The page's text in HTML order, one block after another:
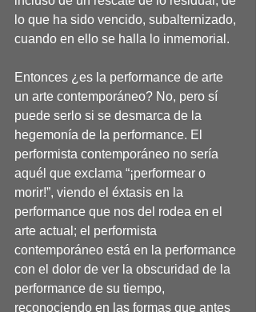
lo que ha sido vencido, subalternizado,
cuando en ello se halla lo inmemorial.
Entonces ¿es la performance de arte
un arte contemporáneo? No, pero sí
puede serlo si se desmarca de la
hegemonía de la performance. El
performista contemporáneo no sería
aquél que exclama “¡performear o
morir!”, viendo el éxtasis en la
performance que nos del rodea en el
arte actual; el performista
contemporáneo está en la performance
con el dolor de ver la obscuridad de la
performance de su tiempo,
reconociendo en las formas que antes